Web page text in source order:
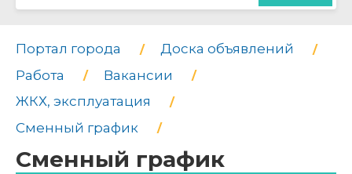
Портал города
Доска объявлений
Работа
Вакансии
ЖКХ, эксплуатация
Сменный график
Сменный график